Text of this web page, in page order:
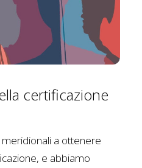
certificazione
a ottenere
e abbiamo